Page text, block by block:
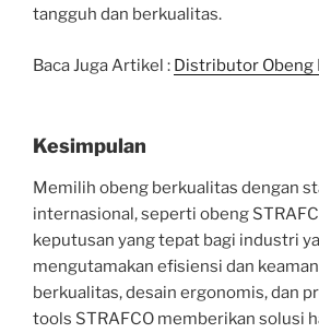
tangguh dan berkualitas.
Baca Juga Artikel : Distributor Obeng
Kesimpulan
Memilih obeng berkualitas dengan
internasional, seperti obeng
keputusan yang tepat bagi industri
mengutamakan efisiensi dan
berkualitas, desain ergonomis, dan
tools STRAFCO memberikan solusi